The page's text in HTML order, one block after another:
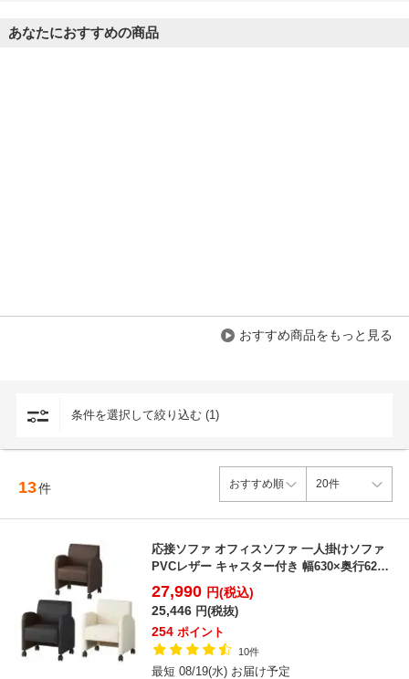
あなたにおすすめの商品
おすすめ商品をもっと見る
条件を選択して絞り込む (1)
13件
応接ソファ オフィスソファ 一人掛けソファ
PVCレザー キャスター付き 幅630×奥行625×
高さ...
27,990 円(税込)
25,446 円(税抜)
254 ポイント
10件
最短 08/19(水) お届け予定